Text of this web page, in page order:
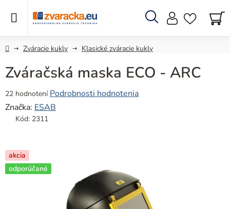
Hľadať
DomovZváracie kukly Klasické zváracie kukly
Zváračská maska ECO - ARC
Priemerné
hodnotenie
produktu
z
5
hviezdičiek.
22 hodnotení Podrobnosti hodnotenia
Značka: ESAB
Kód: 2311
akcia
odporúčané